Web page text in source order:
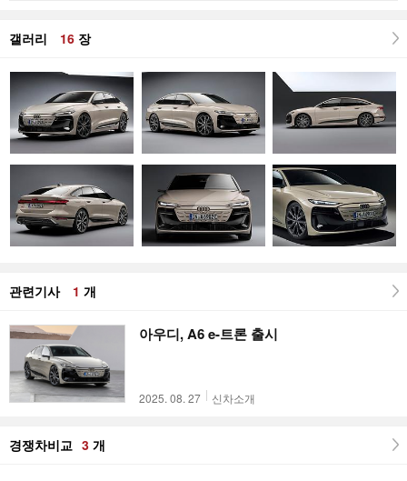
갤러리 16 장
관련기사 1 개
아우디, A6 e-트론 출시
2025. 08. 27 신차소개
경쟁차비교 3 개